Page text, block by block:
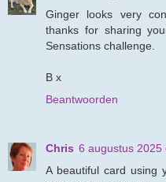
Ginger looks very
thanks for sharing
Sensations challenge.
B x
Beantwoorden
Chris 6 augustus 2025
A beautiful card using